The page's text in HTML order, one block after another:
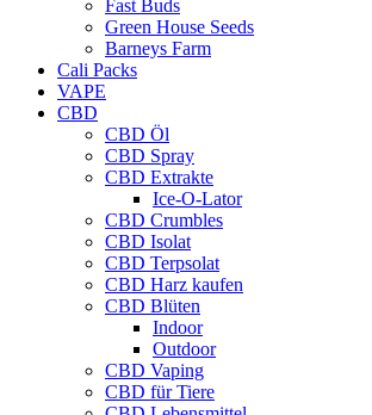
Fast Buds
Green House Seeds
Barneys Farm
Cali Packs
VAPE
CBD
CBD Öl
CBD Spray
CBD Extrakte
Ice-O-Lator
CBD Crumbles
CBD Isolat
CBD Terpsolat
CBD Harz kaufen
CBD Blüten
Indoor
Outdoor
CBD Vaping
CBD für Tiere